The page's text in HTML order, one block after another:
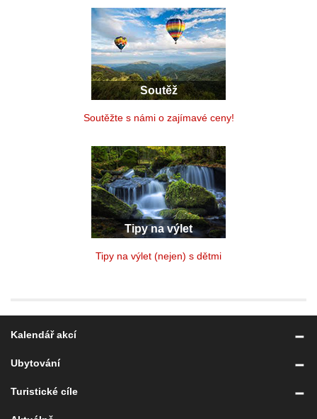
Soutěž
Soutěžte s námi o zajímavé ceny!
Tipy na výlet
Tipy na výlet (nejen) s dětmi
Kalendář akcí
Ubytování
Turistické cíle